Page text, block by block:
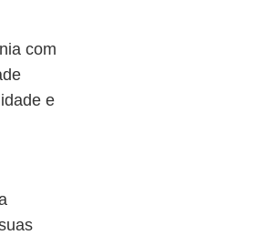
com
e